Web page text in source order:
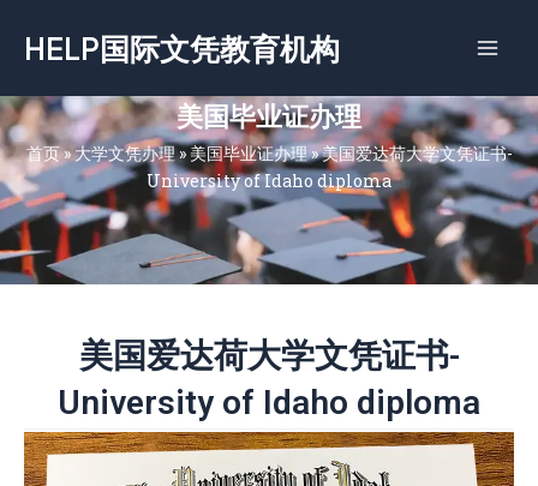
容
HELP国际文凭教育机构
美国毕业证办理
首页»大学文凭办理»美国毕业证办理»美国爱达荷大学文凭证书-
University of Idaho diploma
美国爱达荷大学文凭证书-
University of Idaho diploma